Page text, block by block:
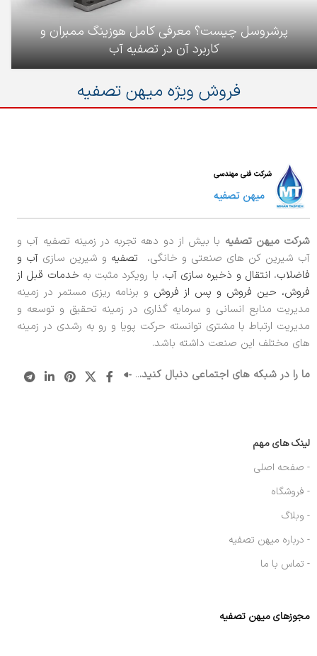
پرشروسل چیست؟ معرفی کامل هوزینگ ممبران و
کاربرد آن در تصفیه آب
فروش ویژه میهن تصفیه
شرکت میهن تصفیه با بیش از دو دهه تجربه در زمینه تصفیه آب و
آب شیرین کن های صنعتی و خانگی،
تصفیه و شیرین سازی آب و
فاضلاب، انتقال و ذخیره سازی آب، با رویکرد مثبت به خدمات قبل از
فروش، حین فروش و پس از فروش و برنامه ریزی مستمر در زمینه
مدیریت منابع انسانی و سرمایه گذاری در زمینه تحقیق و توسعه و
مدیریت ارتباط با مشتری توانسته حرکت پویا و رو به رشدی در زمینه
های مختلف این صنعت داشته باشد.
ما را در شبکه های اجتماعی دنبال کنید...
لینک های مهم
- صفحه اصلی
- فروشگاه
- وبلاگ
- درباره میهن تصفیه
- تماس با ما
مجوزهای میهن تصفیه